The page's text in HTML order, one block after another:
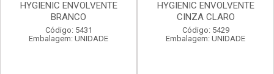
HYGIENIC ENVOLVENTE
BRANCO
Código: 5431
Embalagem: UNIDADE
HYGIENIC ENVOLVENTE
CINZA CLARO
Código: 5429
Embalagem: UNIDADE